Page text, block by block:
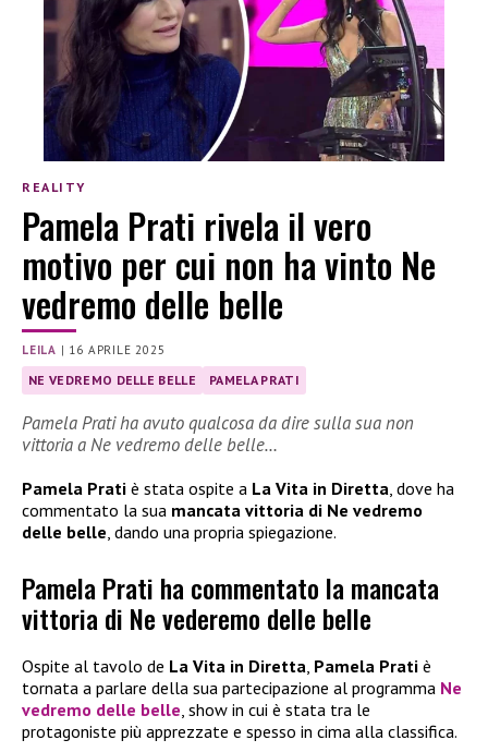
REALITY
Pamela Prati rivela il vero
motivo per cui non ha vinto Ne
vedremo delle belle
LEILA | 16 APRILE 2025
NE VEDREMO DELLE BELLE PAMELA PRATI
Pamela Prati ha avuto qualcosa da dire sulla sua non
vittoria a Ne vedremo delle belle…
Pamela Prati è stata ospite a La Vita in Diretta, dove ha
commentato la sua mancata vittoria di Ne vedremo
delle belle, dando una propria spiegazione.
Pamela Prati ha commentato la mancata
vittoria di Ne vederemo delle belle
Ospite al tavolo de La Vita in Diretta Pamela Prati è
tornata a parlare della sua partecipazione al programma Ne
vedremo delle belle , show in cui è stata tra le
protagoniste più apprezzate e spesso in cima alla classifica.